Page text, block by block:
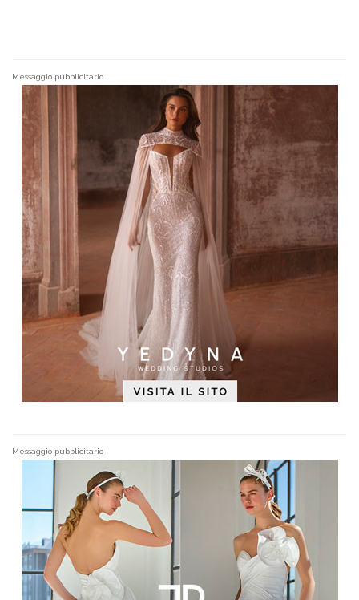
Messaggio pubblicitario
Messaggio pubblicitario